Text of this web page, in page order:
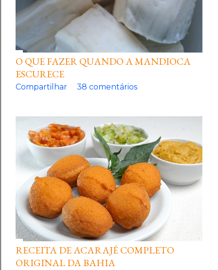
O QUE FAZER QUANDO A MANDIOCA
ESCURECE
Compartilhar 38 comentários
RECEITA DE ACARAJÉ COMPLETO
ORIGINAL DA BAHIA